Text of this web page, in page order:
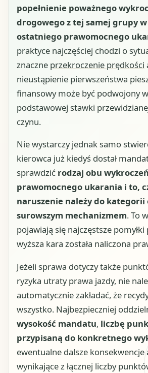
popełnienie poważnego
drogowego z tej samej grupy
ostatniego prawomocnego
praktyce najczęściej chodzi o
znaczne przekroczenie prędkości
nieustąpienie pierwszeństwa
finansowy może być podwojony
podstawowej stawki
czynu.
Nie wystarczy jednak samo
kierowca już kiedyś dostał
sprawdzić rodzaj obu
prawomocnego ukarania i to,
naruszenie należy do kategorii
surowszym mechanizmem. To
pojawiają się najczęstsze pomyłki
wyższa kara została naliczona
Jeżeli sprawa dotyczy także
ryzyka utraty prawa jazdy, nie
automatycznie zakładać, że
wszystko. Najbezpieczniej
wysokość mandatu, liczbę
przypisaną do konkretnego
ewentualne dalsze
wynikające z łącznej liczby